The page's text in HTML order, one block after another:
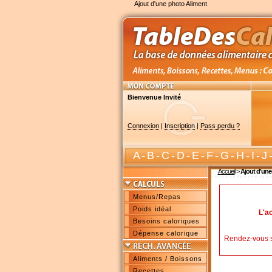
Ajout d'une photo Aliment
Bienvenue Invité
Connexion| Inscription| Pass perdu ?
A-B-C-D-E-F-G-H-I-J
Accueil>Ajout
Menus/Repas
Poids idéal
Besoins caloriques
Dépense calorique
Aliments / Boissons
Rendez-vous